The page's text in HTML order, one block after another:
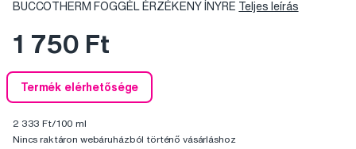
BUCCOTHERM FOGGÉL ÉRZÉKENY ÍNYRE Teljes leírás
1 750 Ft
Termék elérhetősége
2 333 Ft/100 ml
Nincs raktáron webáruházból történő vásárláshoz